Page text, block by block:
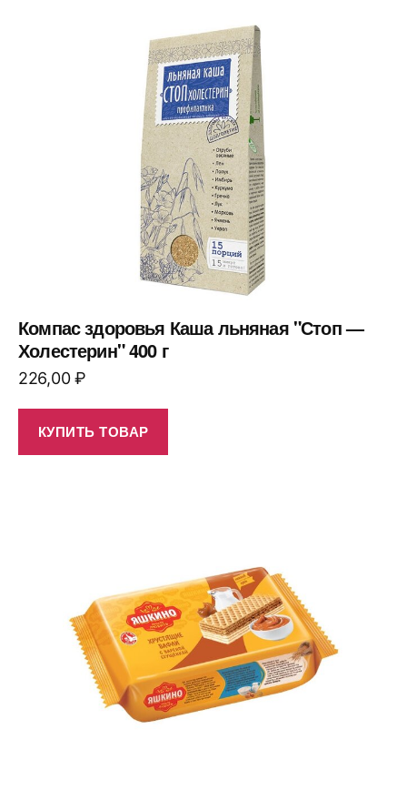
Компас здоровья Каша льняная "Стоп —
Холестерин" 400 г
226,00₽
КУПИТЬ ТОВАР